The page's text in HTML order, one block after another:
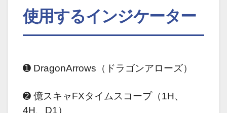
使用するインジケーター
➊ DragonArrows（ドラゴンアローズ）
➋ 億スキャFXタイムスコープ（1H、
4H、D1）